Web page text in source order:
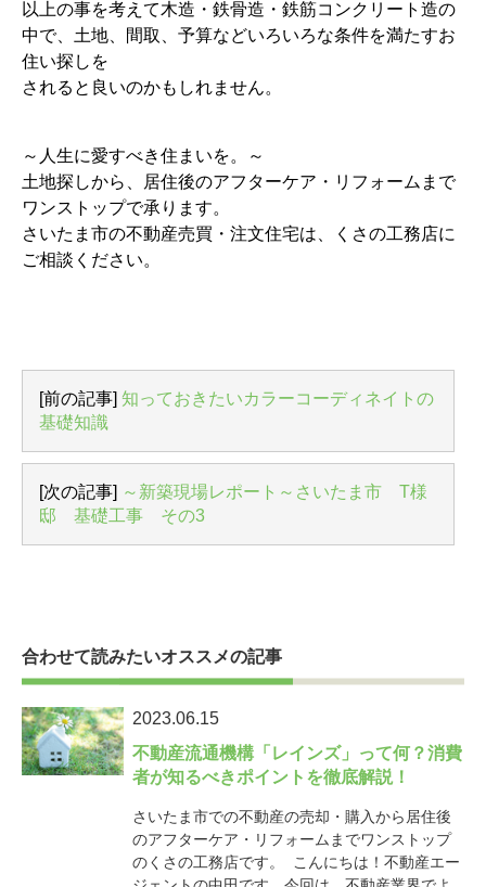
以上の事を考えて木造・鉄骨造・鉄筋コンクリート造の
中で、土地、間取、予算などいろいろな条件を満たすお
住い探しを
されると良いのかもしれません。
～人生に愛すべき住まいを。～
土地探しから、居住後のアフターケア・リフォームまで
ワンストップで承ります。
さいたま市の不動産売買・注文住宅は、くさの工務店に
ご相談ください。
[前の記事] 知っておきたいカラーコーディネイトの
基礎知識
[次の記事] ～新築現場レポート～さいたま市 T様
邸 基礎工事 その3
合わせて読みたいオススメの記事
2023.06.15
不動産流通機構「レインズ」って何？消費
者が知るべきポイントを徹底解説！
さいたま市での不動産の売却・購入から居住後
のアフターケア・リフォームまでワンストップ
のくさの工務店です。 こんにちは！不動産エー